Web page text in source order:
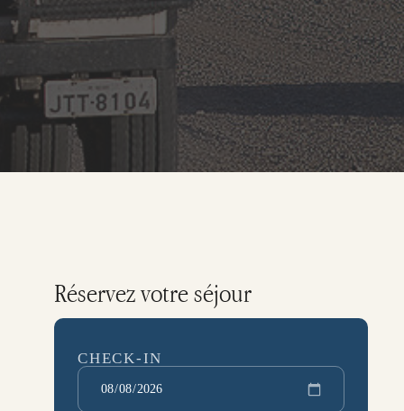
Réservez votre séjour
CHECK-IN